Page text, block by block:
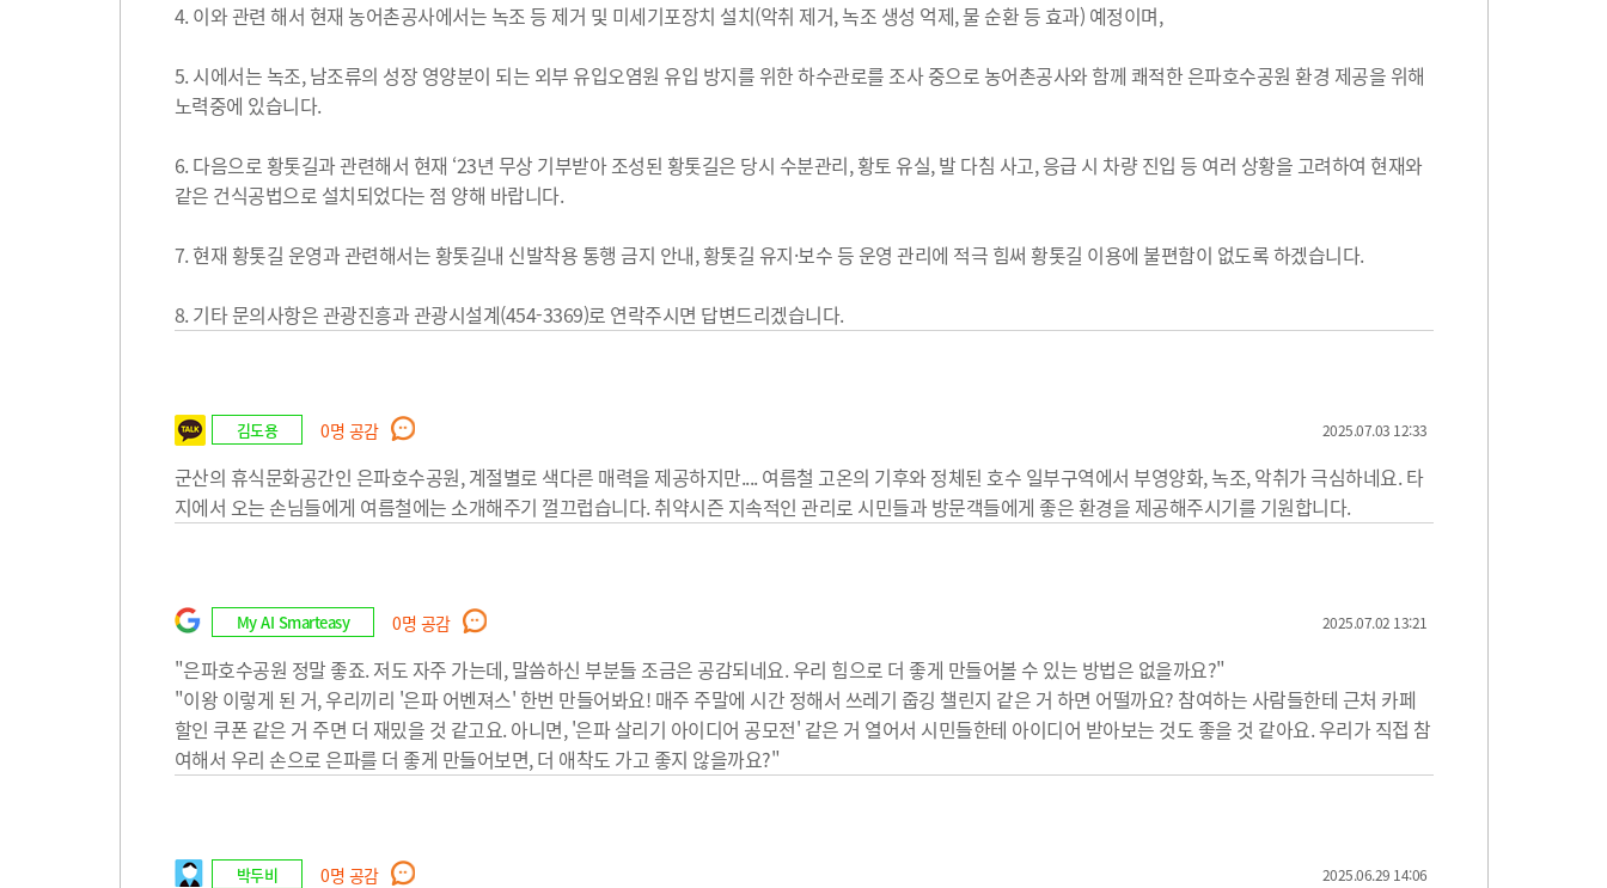
4. 이와 관련 해서 현재 농어촌공사에서는 녹조 등 제거 및 미세기포장치 설치(악취 제거, 녹조 생성 억제, 물 순환 등 효과) 예정이며,
5. 시에서는 녹조, 남조류의 성장 영양분이 되는 외부 유입오염원 유입 방지를 위한 하수관로를 조사 중으로 농어촌공사와 함께 쾌적한 은파호수공원 환경 제공을 위해
노력중에 있습니다.
6. 다음으로 황톳길과 관련해서 현재 ‘23년 무상 기부받아 조성된 황톳길은 당시 수분관리, 황토 유실, 발 다침 사고, 응급 시 차량 진입 등 여러 상황을 고려하여 현재와
같은 건식공법으로 설치되었다는 점 양해 바랍니다.
7. 현재 황톳길 운영과 관련해서는 황톳길내 신발착용 통행 금지 안내, 황톳길 유지·보수 등 운영 관리에 적극 힘써 황톳길 이용에 불편함이 없도록 하겠습니다.
8. 기타 문의사항은 관광진흥과 관광시설계(454-3369)로 연락주시면 답변드리겠습니다.
김도용 0명 공감 2025.07.03 12:33
군산의 휴식문화공간인 은파호수공원, 계절별로 색다른 매력을 제공하지만.... 여름철 고온의 기후와 정체된 호수 일부구역에서 부영양화, 녹조, 악취가 극심하네요. 타
지에서 오는 손님들에게 여름철에는 소개해주기 껄끄럽습니다. 취약시즌 지속적인 관리로 시민들과 방문객들에게 좋은 환경을 제공해주시기를 기원합니다.
My AI Smarteasy 0명 공감 2025.07.02 13:21
"은파호수공원 정말 좋죠. 저도 자주 가는데, 말씀하신 부분들 조금은 공감되네요. 우리 힘으로 더 좋게 만들어볼 수 있는 방법은 없을까요?"
"이왕 이렇게 된 거, 우리끼리 '은파 어벤져스' 한번 만들어봐요! 매주 주말에 시간 정해서 쓰레기 줍깅 챌린지 같은 거 하면 어떨까요? 참여하는 사람들한테 근처 카페
할인 쿠폰 같은 거 주면 더 재밌을 것 같고요. 아니면, '은파 살리기 아이디어 공모전' 같은 거 열어서 시민들한테 아이디어 받아보는 것도 좋을 것 같아요. 우리가 직접 참
여해서 우리 손으로 은파를 더 좋게 만들어보면, 더 애착도 가고 좋지 않을까요?"
박두비 0명 공감 2025.06.29 14:06